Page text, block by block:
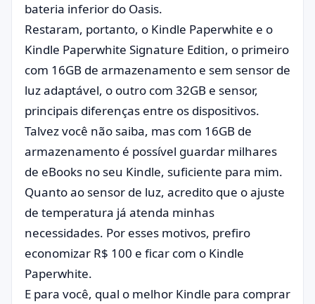
bateria inferior do Oasis.
Restaram, portanto, o Kindle Paperwhite e o
Kindle Paperwhite Signature Edition, o primeiro
com 16GB de armazenamento e sem sensor de
luz adaptável, o outro com 32GB e sensor,
principais diferenças entre os dispositivos.
Talvez você não saiba, mas com 16GB de
armazenamento é possível guardar milhares
de eBooks no seu Kindle, suficiente para mim.
Quanto ao sensor de luz, acredito que o ajuste
de temperatura já atenda minhas
necessidades. Por esses motivos, prefiro
economizar R$ 100 e ficar com o Kindle
Paperwhite.
E para você, qual o melhor Kindle para comprar